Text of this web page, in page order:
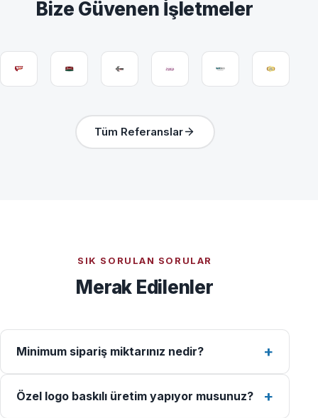
Bize Güvenen İşletmeler
Tüm Referanslar
SIK SORULAN SORULAR
Merak Edilenler
Minimum sipariş miktarınız nedir?
Özel logo baskılı üretim yapıyor musunuz?